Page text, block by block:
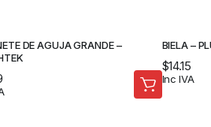
DE AGUJA GRANDE –
BIELA –
$14.15
Inc IVA